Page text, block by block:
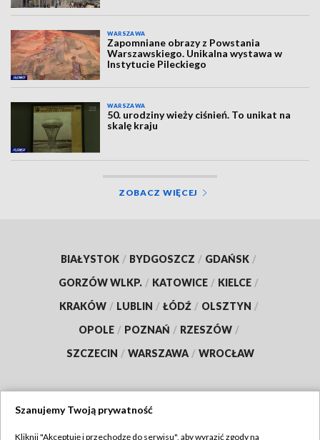
WARSZAWA
Zapomniane obrazy z Powstania
Warszawskiego. Unikalna wystawa w
Instytucie Pileckiego
WARSZAWA
50. urodziny wieży ciśnień. To unikat na
skalę kraju
ZOBACZ WIĘCEJ
BIAŁYSTOK / BYDGOSZCZ / GDAŃSK /
GORZÓW WLKP. / KATOWICE / KIELCE /
KRAKÓW / LUBLIN / ŁÓDŹ / OLSZTYN /
OPOLE / POZNAŃ / RZESZÓW /
SZCZECIN / WARSZAWA / WROCŁAW
Szanujemy Twoją prywatność
Kliknij "Akceptuję i przechodzę do serwisu", aby wyrazić zgody na